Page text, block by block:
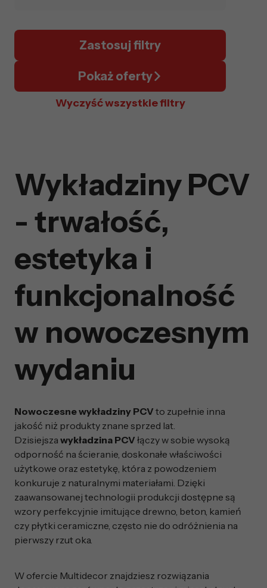
Zastosuj filtry
Pokaż oferty
Wyczyść wszystkie filtry
Wykładziny PCV
- trwałość,
estetyka i
funkcjonalność
w nowoczesnym
wydaniu
Nowoczesne wykładziny PCV to zupełnie inna
jakość niż produkty znane sprzed lat.
Dzisiejsza wykładzina PCV łączy w sobie wysoką
odporność na ścieranie, doskonałe właściwości
użytkowe oraz estetykę, która z powodzeniem
konkuruje z naturalnymi materiałami. Dzięki
zaawansowanej technologii produkcji dostępne są
wzory perfekcyjnie imitujące drewno, beton, kamień
czy płytki ceramiczne, często nie do odróżnienia na
pierwszy rzut oka.
W ofercie Multidecor znajdziesz rozwiązania